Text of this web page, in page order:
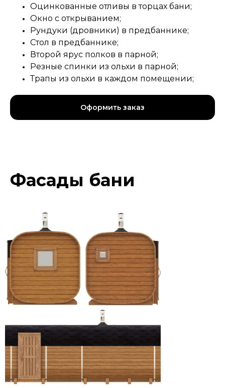
Оцинкованные отливы в торцах бани;
Окно с открыванием;
Рундуки (дровники) в предбаннике;
Стол в предбаннике;
Второй ярус полков в парной;
Резные спинки из ольхи в парной;
Трапы из ольхи в каждом помещении;
Оформить заказ
Фасады бани